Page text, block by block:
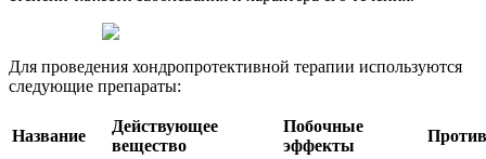
Для проведения хондропротективной терапии используются
следующие препараты:
Название
Действующее
вещество
Побочные
эффекты